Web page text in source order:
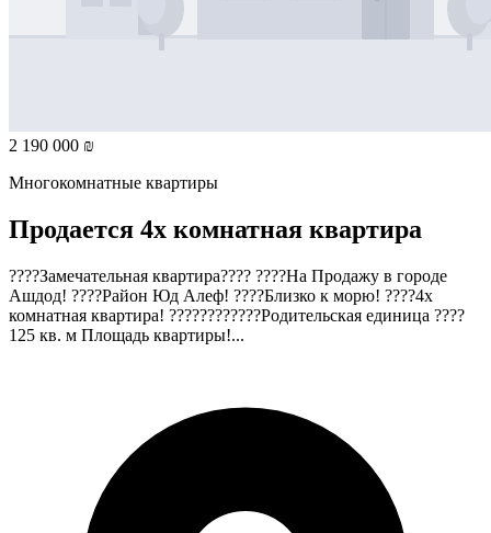
2 190 000 ₪
Многокомнатные квартиры
Продается 4х комнатная квартира
????Замечательная квартира???? ????На Продажу в городе
Ашдод! ????Район Юд Алеф! ????Близко к морю! ????4х
комнатная квартира! ????‍????‍????Родительская единица ????
125 кв. м Площадь квартиры!...